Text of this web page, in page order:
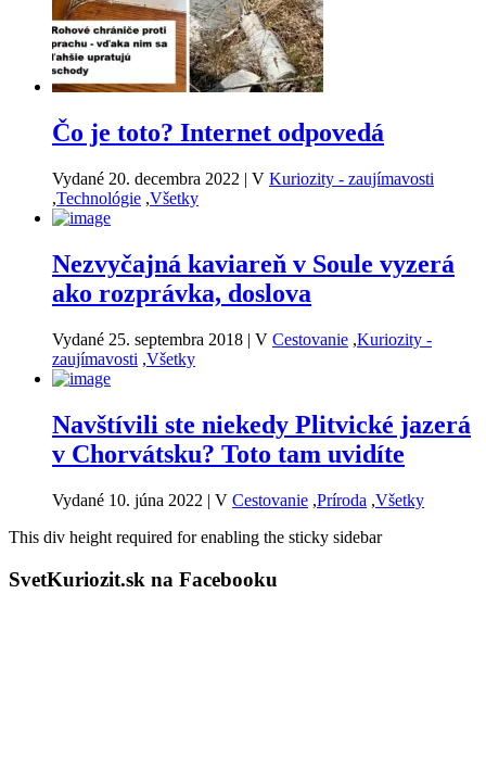
Čo je toto? Internet odpovedá
Vydané 20. decembra 2022 | V Kuriozity - zaujímavosti
,Technológie ,Všetky
Nezvyčajná kaviareň v Soule vyzerá
ako rozprávka, doslova
Vydané 25. septembra 2018 | V Cestovanie ,Kuriozity -
zaujímavosti ,Všetky
Navštívili ste niekedy Plitvické jazerá
v Chorvátsku? Toto tam uvidíte
Vydané 10. júna 2022 | V Cestovanie ,Príroda ,Všetky
This div height required for enabling the sticky sidebar
SvetKuriozit.sk na Facebooku